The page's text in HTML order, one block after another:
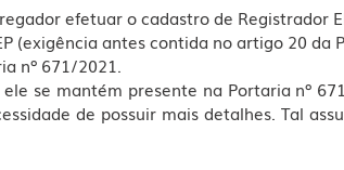
efetuar o cadastro de Registrador
(exigência antes contida no artigo 20 da
nº 671/2021.
se mantém presente na Portaria nº
de possuir mais detalhes. Tal